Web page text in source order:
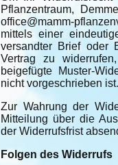
Pflanzentraum,
office@mamm-
mittels einer
versandter Brief oder
Vertrag zu
beigefügte Muster-
nicht vorgeschrieben ist.
Zur Wahrung der
Mitteilung über die
der Widerrufsfrist
Folgen des Widerrufs